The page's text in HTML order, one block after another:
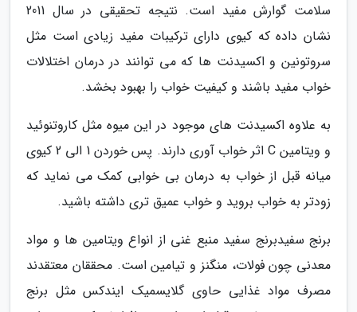
سلامت گوارش مفید است. نتیجه تحقیقی در سال 2011
نشان داده که کیوی دارای ترکیبات مفید زیادی است مثل
سروتونین و اکسیدنت ها که می توانند در درمان اختلالات
خواب مفید باشند و کیفیت خواب را بهبود بخشد.
به علاوه اکسیدنت های موجود در این میوه مثل کاروتنوئید
و ویتامین C اثر خواب آوری دارند. پس خوردن 1 الی 2 کیوی
میانه قبل از خواب به درمان بی خوابی کمک می نماید که
زودتر به خواب بروید و خواب عمیق تری داشته باشید.
برنج سفیدبرنج سفید منبع غنی از انواع ویتامین ها و مواد
معدنی چون فولات، منگنز و تیامین است. محققان معتقدند
مصرف مواد غذایی حاوی گلایسمیک ایندکس مثل برنج